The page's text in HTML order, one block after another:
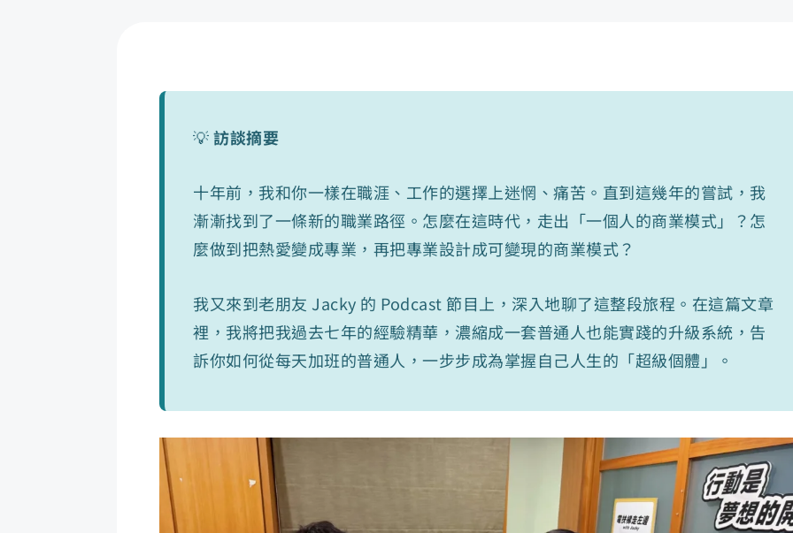
💡訪談摘要
十年前，我和你一樣在職涯、工作的選擇上迷惘、痛苦。直到這幾年的嘗試，我
漸漸找到了一條新的職業路徑。怎麼在這時代，走出「一個人的商業模式」？怎
麼做到把熱愛變成專業，再把專業設計成可變現的商業模式？
我又來到老朋友 Jacky 的 Podcast 節目上，深入地聊了這整段旅程。在這篇文章
裡，我將把我過去七年的經驗精華，濃縮成一套普通人也能實踐的升級系統，告
訴你如何從每天加班的普通人，一步步成為掌握自己人生的「超級個體」。